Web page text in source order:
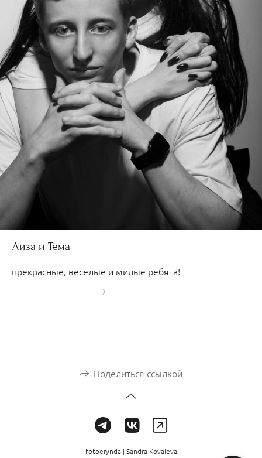
Лиза и Тема
прекрасные, веселые и милые ребята!
Поделиться ссылкой
fotoerynda | Sandra Kovaleva